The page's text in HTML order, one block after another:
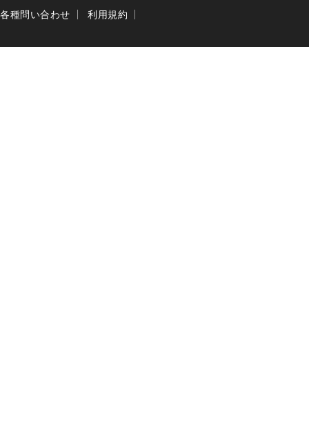
各種問い合わせ
利用規約